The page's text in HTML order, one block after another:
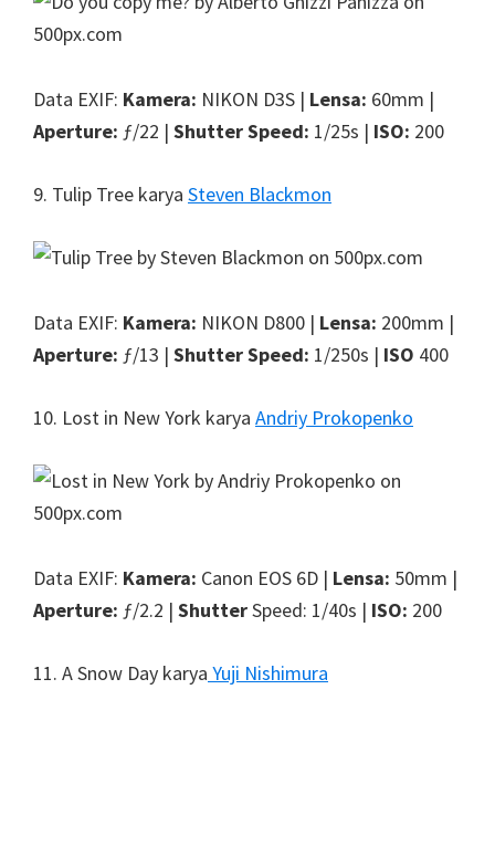
Data EXIF: Kamera: NIKON D3S | Lensa: 60mm |
Aperture: ƒ/22 | Shutter Speed: 1/25s | ISO: 200
9. Tulip Tree karya Steven Blackmon
Data EXIF: Kamera: NIKON D800 | Lensa: 200mm |
Aperture: ƒ/13 | Shutter Speed: 1/250s | ISO 400
10. Lost in New York karya Andriy Prokopenko
Data EXIF: Kamera: Canon EOS 6D | Lensa: 50mm |
Aperture: ƒ/2.2 | ShutterSpeed: 1/40s | ISO: 200
11. A Snow Day karya Yuji Nishimura